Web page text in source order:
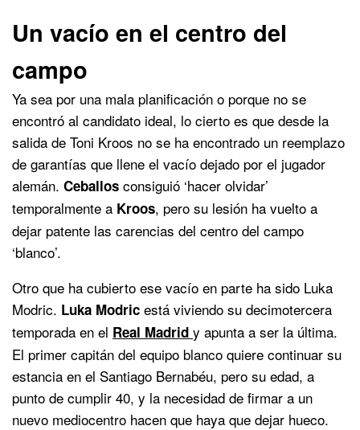
Un vacío en el centro del
campo
Ya sea por una mala planificación o porque no se
encontró al candidato ideal, lo cierto es que desde la
salida de Toni Kroos no se ha encontrado un reemplazo
de garantías que llene el vacío dejado por el jugador
alemán. Ceballos consiguió ‘hacer olvidar’
temporalmente a Kroos, pero su lesión ha vuelto a
dejar patente las carencias del centro del campo
‘blanco’.
Otro que ha cubierto ese vacío en parte ha sido Luka
Modric. Luka Modric está viviendo su decimotercera
temporada en el Real Madrid y apunta a ser la última.
El primer capitán del equipo blanco quiere continuar su
estancia en el Santiago Bernabéu, pero su edad, a
punto de cumplir 40, y la necesidad de firmar a un
nuevo mediocentro hacen que haya que dejar hueco.